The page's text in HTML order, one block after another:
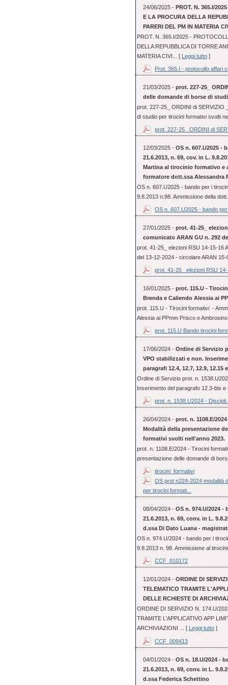
24/06/2025 - PROT. N. 365.I/
E LA PROCURA DELLA
PARERI DEL PM IN MATERIA
PROT. N. 365.I/2025 -
DELLA REPUBBLICA DI TORRE
MATERIA CIVI... [ Leggi tutto]
Prot. 365.I - protocollo affari
21/03/2025 - prot. 227-25_
delle domande di borse di
prot. 227-25_ ORDINI di SERVIZIO
di studio per tirocini formativi svolti
prot. 227-25_ ORDINI di
12/03/2025 - OS n. 607.U2025 -
21.6.2013, n. 69, cov. in L.
Martina al tirocinio formativo e
formatore dott.ssa Alessandra
OS n. 607.U2025 - bando per i
9.8.2013 n.98. Ammissione della
OS n. 607.U2025 - bando
27/01/2025 - prot. 41-25_
comunicato ARAN GU n. 292
prot. 41-25_ elezioni RSU 14-15-16
del 13-12-2024 - circolare ARAN 15-
prot. 41-25_ elezioni RSU
16/01/2025 - prot. 115.U -
Brenda e Caliendo Alessia ai
prot. 115.U - Tirocini formativi -
Alessia ai PPmm Prisco e Ambrosino
prot. 115.U Bando tirocini
17/06/2024 - Ordine di Servizio
VPO stabilizzati e non.
paragrafi 12.4, 12.7, 12.9,
Ordine di Servizio prot. n.
Inserimento del paragrafo 12.3-bis
prot. n. 1538.U2024 -
26/04/2024 - prot. n. 1108.E/
Modalità della presentazione
formativi svolti nell'anno 2023.
prot. n. 1108.E/2024 - Tirocini
presentazione delle domande di
tirocini_formativi
OS prot n224-2024 modalità
per tirocini formati...
08/04/2024 - OS n. 974.U/2024
21.6.2013, n. 69, conv. in L.
d.ssa Di Dato Luana -
OS n. 974.U/2024 - bando per i
9.8.2013 n. 98. Ammissione al
CCF_010172
12/01/2024 - ORDINE DI
TELEMATICO TRAMITE
DELLE RCHIESTE DI
ORDINE DI SERVIZIO N. 174.U/
TRAMITE L'APPLICATIVO APP
ARCHIVIAZIONI ... [ Leggi tutto]
CCF_009413
04/01/2024 - OS n. 18.U/2024 -
21.6.2013, n. 69, conv. in L.
d.ssa Federica Schettino